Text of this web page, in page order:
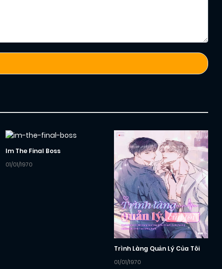
Im The Final Boss
01/01/1970
Trình Làng Quản Lý Của Tôi
01/01/1970